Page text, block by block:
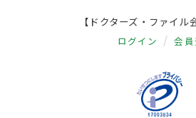
【ドクターズ・ファイル
ログイン 会